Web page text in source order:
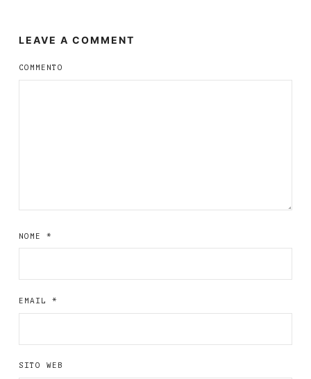
LEAVE A COMMENT
COMMENTO
NOME *
EMAIL *
SITO WEB